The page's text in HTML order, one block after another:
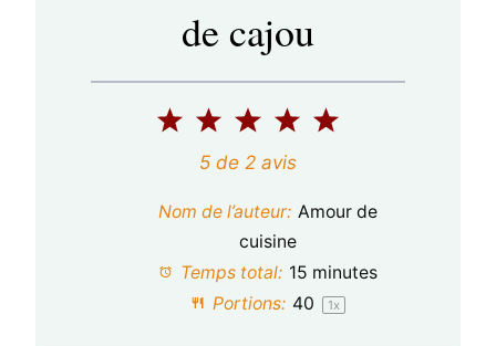
de cajou
5
t
i
4
t
i
3
é
t
o
i
2
é
t
i
1
t
i
5de 2 avis
Nom de l’auteur: Amour de
cuisine
Temps total: 15 minutes
Portions: 40 1x